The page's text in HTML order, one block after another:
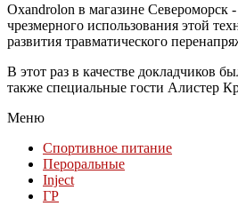
Oxandrolon в магазине
чрезмерного использования этой
развития травматического
В этот раз в качестве
также специальные гости Алистер
Меню
Спортивное питание
Пероральные
Inject
ГР